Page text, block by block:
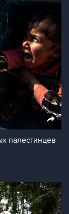
палестинцев